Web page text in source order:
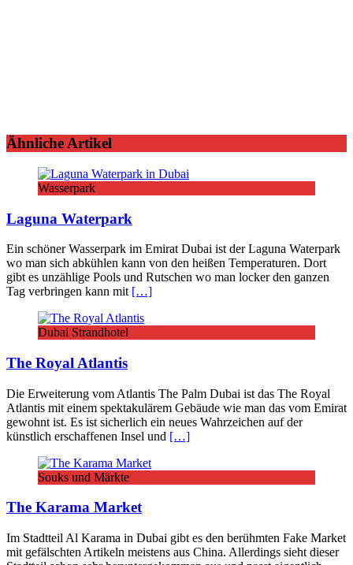
Ähnliche Artikel
Wasserpark
Laguna Waterpark
Ein schöner Wasserpark im Emirat Dubai ist der Laguna Waterpark
wo man sich abkühlen kann von den heißen Temperaturen. Dort
gibt es unzählige Pools und Rutschen wo man locker den ganzen
Tag verbringen kann mit […]
Dubai Strandhotel
The Royal Atlantis
Die Erweiterung vom Atlantis The Palm Dubai ist das The Royal
Atlantis mit einem spektakulärem Gebäude wie man das vom Emirat
gewohnt ist. Es ist sicherlich ein neues Wahrzeichen auf der
künstlich erschaffenen Insel und […]
Souks und Märkte
The Karama Market
Im Stadtteil Al Karama in Dubai gibt es den berühmten Fake Market
mit gefälschten Artikeln meistens aus China. Allerdings sieht dieser